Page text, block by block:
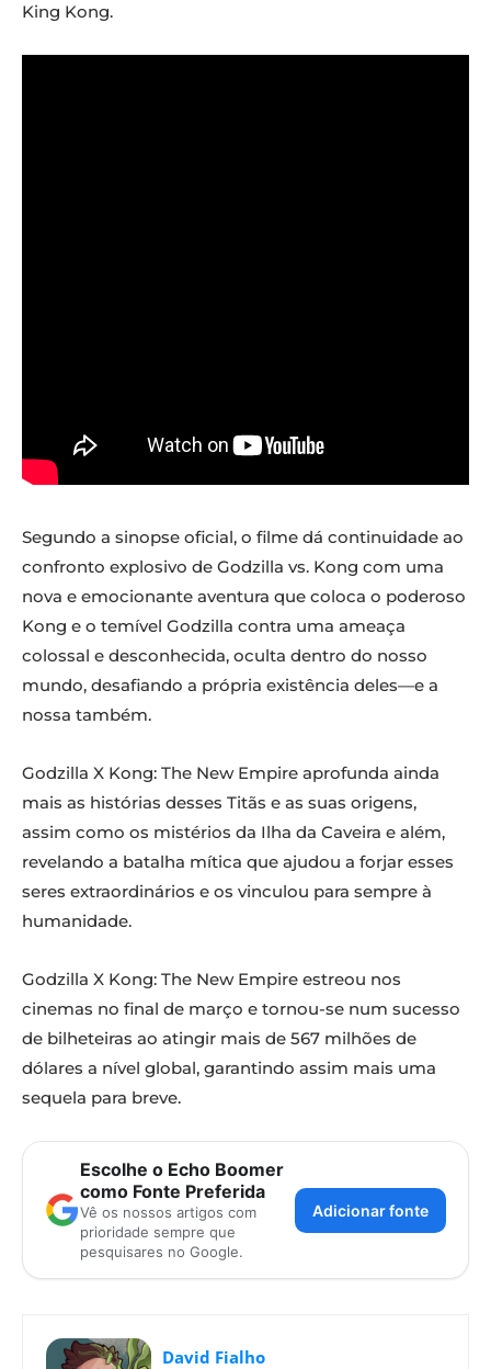
King Kong.
Segundo a sinopse oficial, o filme dá continuidade ao
confronto explosivo de Godzilla vs. Kong com uma
nova e emocionante aventura que coloca o poderoso
Kong e o temível Godzilla contra uma ameaça
colossal e desconhecida, oculta dentro do nosso
mundo, desafiando a própria existência deles—e a
nossa também.
Godzilla X Kong: The New Empire aprofunda ainda
mais as histórias desses Titãs e as suas origens,
assim como os mistérios da Ilha da Caveira e além,
revelando a batalha mítica que ajudou a forjar esses
seres extraordinários e os vinculou para sempre à
humanidade.
Godzilla X Kong: The New Empire estreou nos
cinemas no final de março e tornou-se num sucesso
de bilheteiras ao atingir mais de 567 milhões de
dólares a nível global, garantindo assim mais uma
sequela para breve.
Escolhe o Echo Boomer
como Fonte Preferida
Vê os nossos artigos com
prioridade sempre que
pesquisares no Google.
Adicionar fonte
David Fialho